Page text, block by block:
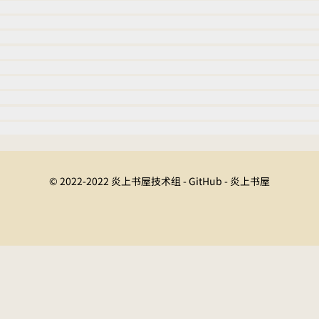
© 2022-2022 炎上书屋技术组 - GitHub - 炎上书屋